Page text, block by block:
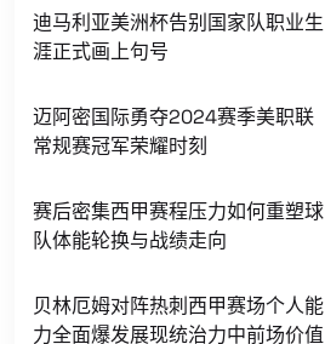
迪马利亚美洲杯告别国家队职业生
涯正式画上句号
迈阿密国际勇夺2024赛季美职联
常规赛冠军荣耀时刻
赛后密集西甲赛程压力如何重塑球
队体能轮换与战绩走向
贝林厄姆对阵热刺西甲赛场个人能
力全面爆发展现统治力中前场价值